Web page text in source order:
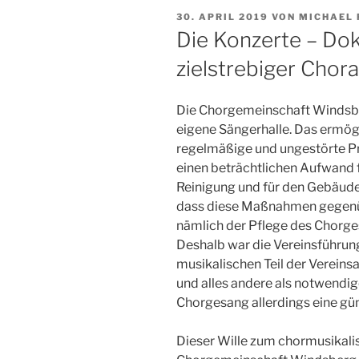
VERÖFFENTLICHT
AM
30. APRIL 2019 VON MICHAEL
Die Konzerte –
zielstrebiger
Die Chorgemeinschaft
eigene Sängerhalle. Das
regelmäßige und ungestörte
einen beträchtlichen Aufwand
Reinigung und für den
dass diese Maßnahmen
nämlich der Pflege des
Deshalb war die
musikalischen Teil der
und alles andere als
Chorgesang allerdings eine
Dieser Wille zum